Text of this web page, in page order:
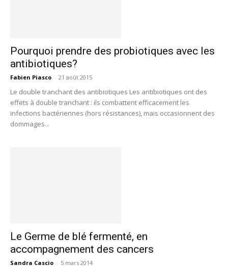
Pourquoi prendre des probiotiques avec les
antibiotiques?
Fabien Piasco - 21 août 2015
Le double tranchant des antibiotiques Les antibiotiques ont des
effets à double tranchant : ils combattent efficacement les
infections bactériennes (hors résistances), mais occasionnent des
dommages...
Le Germe de blé fermenté, en
accompagnement des cancers
Sandra Cascio - 5 mars 2014